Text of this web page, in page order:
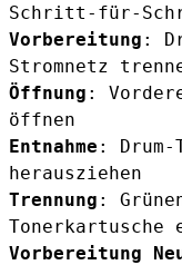
Schritt-für-
Vorbereitung :
Stromnetz
Öffnung :
öffnen
Entnahme :
herausziehen
Trennung :
Tonerkartusche
Vorbereitung